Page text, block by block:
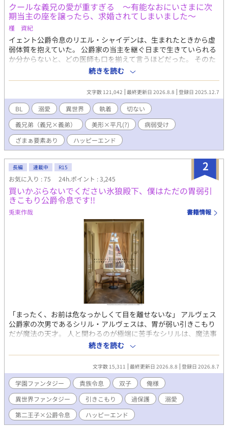
クールな義兄の愛が重すぎる ～有能なおにいさまに次
期当主の座を譲ったら、求婚されてしまいました～
槿 資紀
イェント公爵令息のリエル・シャイデンは、生まれたときから虚
弱体質を抱えていた。 公爵家の当主を継ぐ日まで生きていられる
か分からないと、どの医師も口を揃えて言うほどだった。 そのた
め、リエルの代わりに当主を継ぐべく、分家筋から養子をとるこ
とになった。そうしてリエルの前に表れたのがアウレールだっ
た。 アウレールはリエルに献身的に寄り添い、懸命の看病にあた
った。 その甲斐あって、リエルは奇跡の回復を果たした。 そし
て、リエルは、誰よりも自分の生存を諦めなかった義兄の虜にな
った。 義兄は容姿も能力も完全無欠で、公爵家の次期当主として
文句のつけようがない逸材だった。 そんな義兄に憧れ、その後を
追って、難関の王立学院に合格を果たしたリエルだったが、入学
直前のある日、現公爵の父に「跡継ぎをアウレールからお前に戻
ロマンス
続きを読む
文字数 121,042 最終更新日 2026.8.8 登録日 2025.12.7
BL 溺愛 異世界 執着
切ない
義兄弟（義兄×義弟）
美形×平凡(?)
病弱受け
ざまぁ要素あり
ハッピーエンド
2
長編 連載中 R15
お気に入り : 75 24h.ポイント : 3,245
買いかぶらないでください氷狼殿下、僕はただの胃弱引
きこもり公爵令息です!!
兎束作哉 書籍情報
「まったく、お前は危なっかしくて目を離せないな」 アルヴェス
公爵家の次男であるシリル・アルヴェスは、胃が弱い引きこもり
だが魔法の天才。 人と関わるのが極端に苦手なシリルは、魔法事
業で儲けたお金で建てた温室でぬくぬくハッピー引きこもりライ
フを送っていた。 そんなある日、シリルは双子の姉が学園で何者
かに突き落とされたことを父から知らされる。 その直後、王太子
の婚約者候補として名が挙がっている姉の世間体を気にした父
に、姉のフリをして学園に潜入し、犯人を突き止めるよう言われ
家を追い出されてしまう。 潜入一日目の放課後、校内で迷子にな
ったシリルは、姉と同じように階段から誰かが突き落とされた瞬
間を目撃し、咄嗟に助けに入る。 しかし、助けたのは氷狼殿下と
恐れられているディオン・オラージュ第二王子殿下だった。 しか
続きを読む
文字数 15,311 最終更新日 2026.8.8 登録日 2026.8.7
学園ファンタジー 貴族令息 双子
俺様
異世界ファンタジー
引きこもり 過保護
溺愛
第二王子×公爵令息
ハッピーエンド